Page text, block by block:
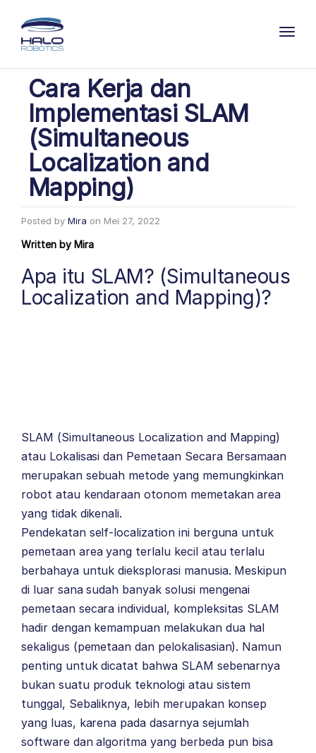
Cara Kerja dan
Implementasi SLAM
(Simultaneous
Localization and
Mapping)
Posted by Mira on Mei 27, 2022
Written by Mira
Apa itu SLAM? (Simultaneous
Localization and Mapping)?
SLAM (Simultaneous Localization and Mapping)
atau Lokalisasi dan Pemetaan Secara Bersamaan
merupakan sebuah metode yang memungkinkan
robot atau kendaraan otonom memetakan area
yang tidak dikenali.
Pendekatan self-localization ini berguna untuk
pemetaan area yang terlalu kecil atau terlalu
berbahaya untuk dieksplorasi manusia. Meskipun
di luar sana sudah banyak solusi mengenai
pemetaan secara individual, kompleksitas SLAM
hadir dengan kemampuan melakukan dua hal
sekaligus (pemetaan dan pelokalisasian). Namun
penting untuk dicatat bahwa SLAM sebenarnya
bukan suatu produk teknologi atau sistem
tunggal, Sebaliknya, lebih merupakan konsep
yang luas, karena pada dasarnya sejumlah
software dan algoritma yang berbeda pun bisa